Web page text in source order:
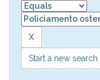
Start a new search